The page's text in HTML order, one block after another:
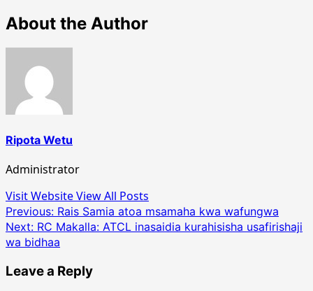
About the Author
Ripota Wetu
Administrator
Visit WebsiteView All Posts
Post
navigation
Previous: Rais Samia atoa msamaha kwa wafungwa
Next: RC Makalla: ATCL inasaidia kurahisisha usafirishaji
wa bidhaa
Leave a Reply